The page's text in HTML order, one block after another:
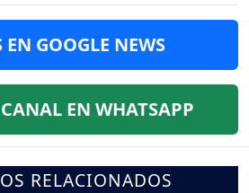
EN GOOGLE NEWS
EN WHATSAPP
RELACIONADOS